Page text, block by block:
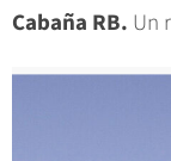
Cabaña RB. Un